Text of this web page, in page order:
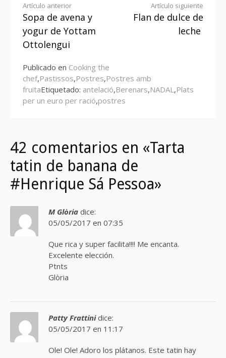
Seguir
leyendo
Artículo anterior
Sopa de avena y
yogur de Yottam
Ottolengui
Artículo siguiente
Flan de dulce de
leche
Publicado en Cooking the
chef,Pastissos,Postres,Postres amb
fruitaEtiquetado: antelació,Berenars,NADAL,Plats
per un euro per ració,postres
42 comentarios en «Tarta
tatin de banana de
#Henrique Sá Pessoa»
M Glòria dice:
05/05/2017 en 07:35
Que rica y super facilita!!!! Me encanta.
Excelente elección.
Ptnts
Glòria
Patty Frattini dice:
05/05/2017 en 11:17
Ole! Ole! Adoro los plátanos. Este tatin hay